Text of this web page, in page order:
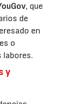
, que
de
en
o
y